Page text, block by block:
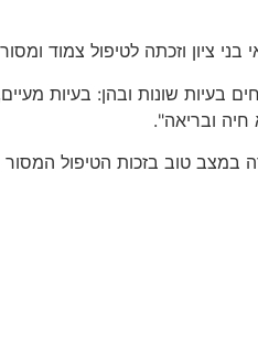
שונות ובהן: בעיות
ובריאה".
במצב טוב בזכות הטיפול